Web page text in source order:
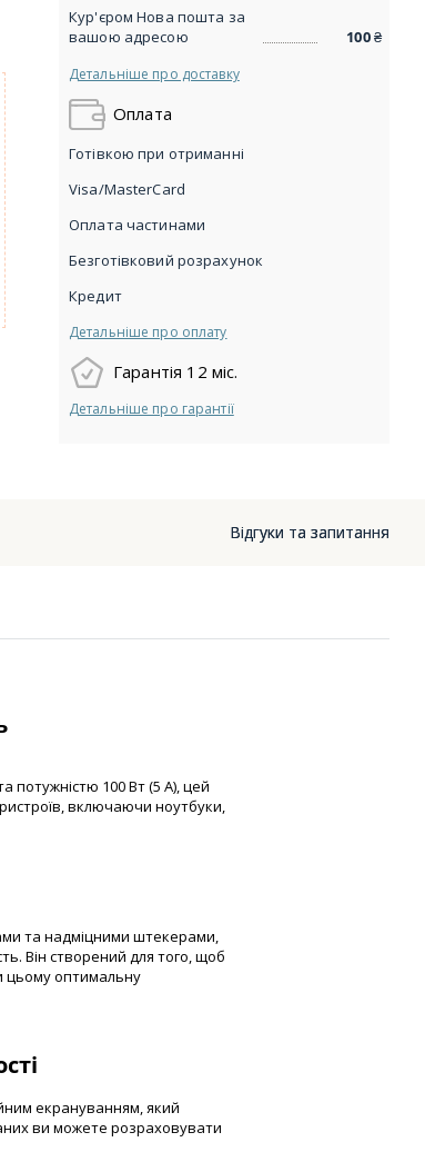
Кур'єром Нова пошта за
вашою адресою
100₴
Детальніше про доставку
Оплата
Visa/MasterCard
Готівкою при отриманні
Безготівковий розрахунок
Кредит
Оплата частинами
Детальніше про оплату
Гарантія 12 міс.
Детальніше про гарантії
Відгуки та запитання
потужністю 100 Вт (5 А), цей
включаючи ноутбуки,
та надміцними штекерами,
Він створений для того, щоб
цьому оптимальну
екрануванням, який
ви можете розраховувати